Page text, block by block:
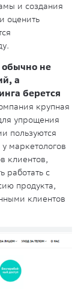
и создания
оценить
обычно не
а
берется
крупная
упрощения
пользуются
маркетологов
клиентов,
работать с
продукта,
клиентов